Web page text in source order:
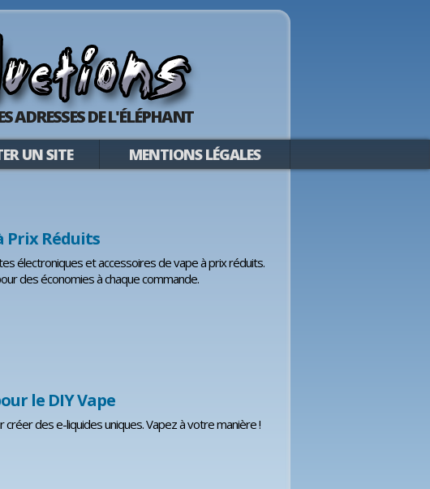
ADRESSES DE L'ÉLÉPHANT
UN SITE MENTIONS LÉGALES
Prix Réduits
électroniques et accessoires de vape à prix réduits.
des économies à chaque commande.
le DIY Vape
des e-liquides uniques. Vapez à votre manière !